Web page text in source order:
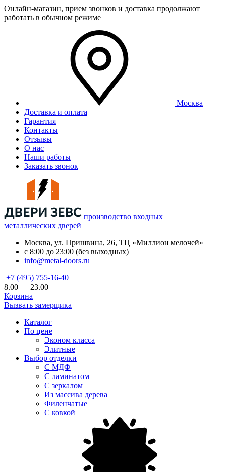
Онлайн-магазин, прием звонков и доставка продолжают
работать в обычном режиме
Москва
Доставка и оплата
Гарантия
Контакты
Отзывы
О нас
Наши работы
Заказать звонок
производство входных
металлических дверей
Москва, ул. Пришвина, 26, ТЦ «Миллион мелочей»
с 8:00 до 23:00 (без выходных)
info@metal-doors.ru
+7 (495) 755-16-40
8.00 — 23.00
Корзина
Вызвать замерщика
Каталог
По цене
Эконом класса
Элитные
Выбор отделки
С МДФ
С ламинатом
С зеркалом
Из массива дерева
Филенчатые
С ковкой